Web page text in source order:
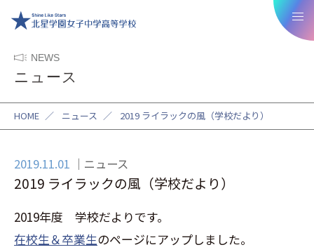
NEWS
ニュース
HOME ／ ニュース ／ 2019 ライラックの風（学校だより）
2019.11.01 ニュース
2019 ライラックの風（学校だより）
2019年度 学校だよりです。
在校生＆卒業生のページにアップしました。